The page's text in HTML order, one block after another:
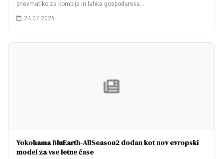
pnevmatiko za kombije in lahka gospodarska…
24.07.2026
Yokohama BluEarth-AllSeason2 dodan kot nov evropski
model za vse letne čase